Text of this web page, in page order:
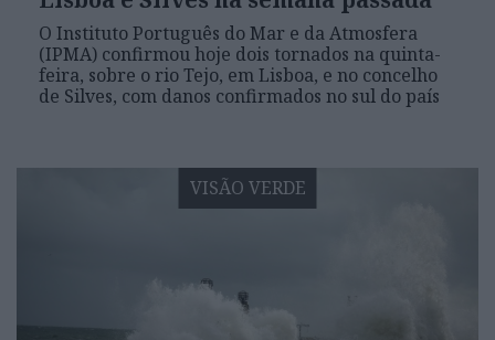
O Instituto Português do Mar e da Atmosfera
(IPMA) confirmou hoje dois tornados na quinta-
feira, sobre o rio Tejo, em Lisboa, e no concelho
de Silves, com danos confirmados no sul do país
VISÃO VERDE